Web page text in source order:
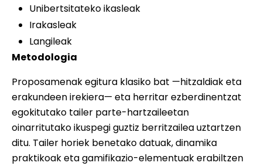
Unibertsitateko ikasleak
Irakasleak
Langileak
Metodologia
Proposamenak egitura klasiko bat —hitzaldiak eta
erakundeen irekiera— eta herritar ezberdinentzat
egokitutako tailer parte-hartzaileetan
oinarritutako ikuspegi guztiz berritzailea uztartzen
ditu. Tailer horiek benetako datuak, dinamika
praktikoak eta gamifikazio-elementuak erabiltzen